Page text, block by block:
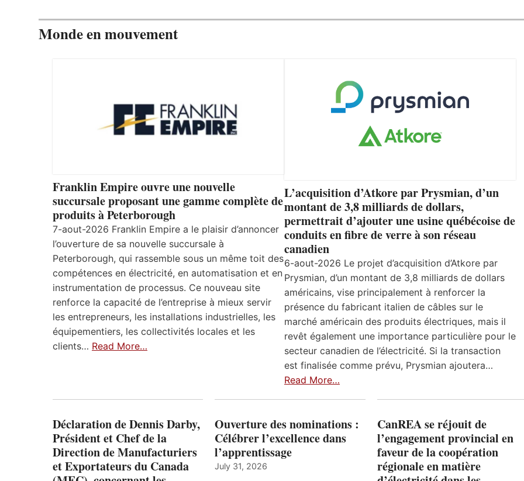
Monde en mouvement
Franklin Empire ouvre une nouvelle
succursale proposant une gamme complète de
produits à Peterborough
7-aout-2026 Franklin Empire a le plaisir d’annoncer
l’ouverture de sa nouvelle succursale à
Peterborough, qui rassemble sous un même toit des
compétences en électricité, en automatisation et en
instrumentation de processus. Ce nouveau site
renforce la capacité de l’entreprise à mieux servir
les entrepreneurs, les installations industrielles, les
équipementiers, les collectivités locales et les
clients… Read More…
L’acquisition d’Atkore par Prysmian, d’un
montant de 3,8 milliards de dollars,
permettrait d’ajouter une usine québécoise de
conduits en fibre de verre à son réseau
canadien
6-aout-2026 Le projet d’acquisition d’Atkore par
Prysmian, d’un montant de 3,8 milliards de dollars
américains, vise principalement à renforcer la
présence du fabricant italien de câbles sur le
marché américain des produits électriques, mais il
revêt également une importance particulière pour le
secteur canadien de l’électricité. Si la transaction
est finalisée comme prévu, Prysmian ajoutera…
Read More…
Déclaration de Dennis Darby,
Président et Chef de la
Direction de Manufacturiers
et Exportateurs du Canada
Ouverture des nominations :
Célébrer l’excellence dans
l’apprentissage
July 31, 2026
CanREA se réjouit de
l’engagement provincial en
faveur de la coopération
régionale en matière